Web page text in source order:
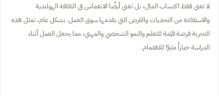
لا تعني فقط اكتساب المال، بل تعني أيضًا الانغماس في الثقافة الهولندية
والاستفادة من التحديات والفرص التي يقدمها سوق العمل. بشكل عام، تمثل هذه
التجربة فرصة قيّمة للتعلم والنمو الشخصي والمهني، مما يجعل العمل أثناء
الدراسة خياراً مثيرًا للاهتمام.